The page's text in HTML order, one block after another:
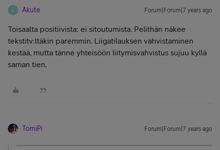
A Akute Forum|Forum|7 years ago
Toisaalta positiivista: ei sitoutumista. Pelithän näkee
tekstitv:ltäkin paremmin. Liigatilauksen vahvistaminen
kestää, mutta tänne yhteisöön liitymisvahvistus sujuu kyllä
saman tien.
TomiPi Forum|Forum|7 years ago